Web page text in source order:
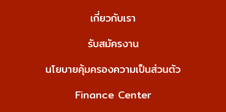
เกี่ยวกับเรา
รับสมัครงาน
นโยบายคุ้มครองความเป็นส่วนตัว
Finance Center